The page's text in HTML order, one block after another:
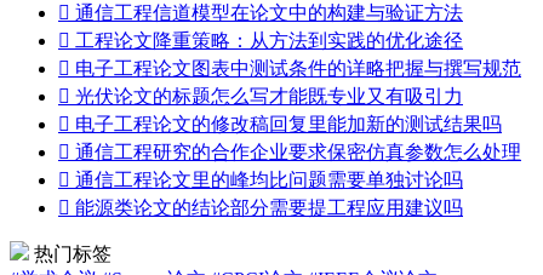
 通信工程信道模型在论文中的构建与验证方法
 工程论文降重策略：从方法到实践的优化途径
 电子工程论文图表中测试条件的详略把握与撰写规范
 光伏论文的标题怎么写才能既专业又有吸引力
 电子工程论文的修改稿回复里能加新的测试结果吗
 通信工程研究的合作企业要求保密仿真参数怎么处理
 通信工程论文里的峰均比问题需要单独讨论吗
 能源类论文的结论部分需要提工程应用建议吗
热门标签